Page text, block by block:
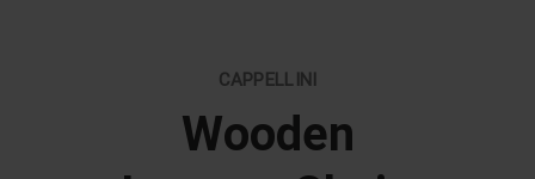
CAPPELLINI
Wooden